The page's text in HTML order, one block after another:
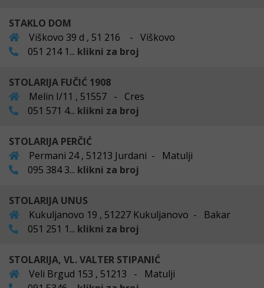
STAKLO DOM
Viškovo 39 d , 51 216 - Viškovo
051 214 1... klikni za broj
STOLARIJA FUČIĆ 1908
Melin I/11 , 51557 - Cres
051 571 4... klikni za broj
STOLARIJA PERČIĆ
Permani 24 , 51213 Jurdani - Matulji
095 384 3... klikni za broj
STOLARIJA UNUS
Kukuljanovo 19 , 51227 Kukuljanovo - Bakar
051 251 1... klikni za broj
STOLARIJA, VL. VALTER STIPANIĆ
Veli Brgud 153 , 51213 - Matulji